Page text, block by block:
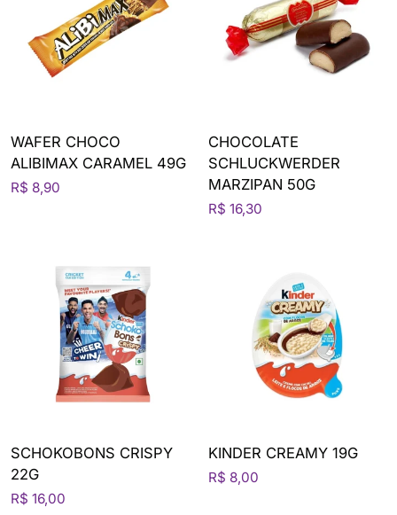
WAFER CHOCO
ALIBIMAX CARAMEL 49G
R$ 8,90
CHOCOLATE
SCHLUCKWERDER
MARZIPAN 50G
R$ 16,30
SCHOKOBONS CRISPY
22G
R$ 16,00
KINDER CREAMY 19G
R$ 8,00